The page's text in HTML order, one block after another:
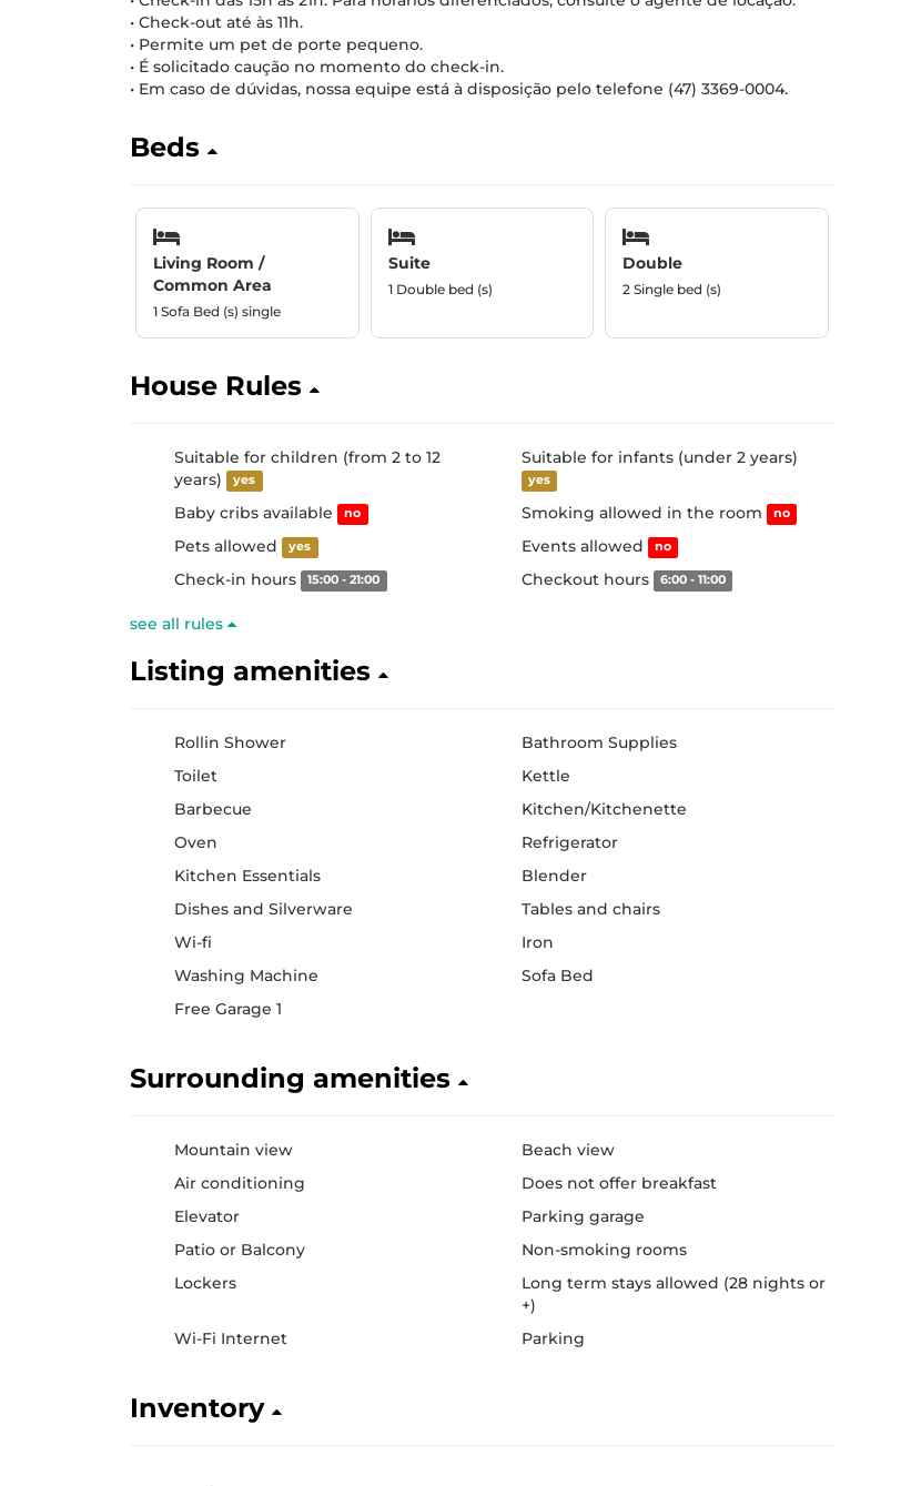
• Check-out até às 11h.
• Permite um pet de porte pequeno.
• É solicitado caução no momento do check-in.
• Em caso de dúvidas, nossa equipe está à disposição pelo telefone (47) 3369-0004.
Beds
Living Room /
Common Area
1 Sofa Bed (s) single
Suite
1 Double bed (s)
Double
2 Single bed (s)
House Rules
Suitable for children (from 2 to 12
years)
yes
Suitable for infants (under 2 years)
yes
Baby cribs available no Smoking allowed in the room no
Pets allowed yes Events allowed no
Check-in hours 15:00 - 21:00 Checkout hours 6:00 - 11:00
see all rules
Listing amenities
Rollin Shower
Bathroom Supplies
Toilet
Kettle
Barbecue
Kitchen/Kitchenette
Oven
Refrigerator
Kitchen Essentials
Blender
Dishes and Silverware
Tables and chairs
Wi-fi
Iron
Washing Machine
Sofa Bed
Free Garage 1
Surrounding amenities
Mountain view
Beach view
Air conditioning
Does not offer breakfast
Elevator
Parking garage
Patio or Balcony
Non-smoking rooms
Lockers
Long term stays allowed (28 nights or
+)
Wi-Fi Internet
Parking
Inventory